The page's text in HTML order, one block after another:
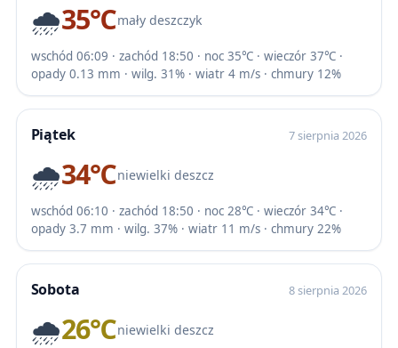
🌧️35℃mały deszczyk
wschód 06:09 · zachód 18:50 · noc 35℃ · wieczór 37℃ ·
opady 0.13 mm · wilg. 31% · wiatr 4 m/s · chmury 12%
Piątek 7 sierpnia 2026
🌧️34℃niewielki deszcz
wschód 06:10 · zachód 18:50 · noc 28℃ · wieczór 34℃ ·
opady 3.7 mm · wilg. 37% · wiatr 11 m/s · chmury 22%
Sobota 8 sierpnia 2026
🌧️26℃niewielki deszcz